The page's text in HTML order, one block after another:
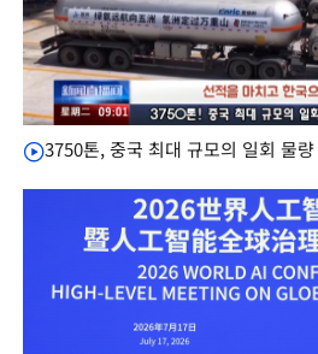
3750톤, 중국 최대 규모의 일회 물